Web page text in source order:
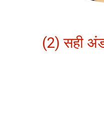
(2) सही